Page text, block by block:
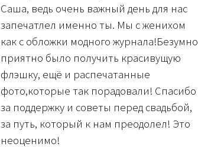
Саша, ведь очень важный день для нас
запечатлел именно ты. Мы с женихом
как с обложки модного журнала!Безумно
приятно было получить красивущую
флэшку, ещё и распечатанные
фото,которые так порадовали! Спасибо
за поддержку и советы перед свадьбой,
за путь, который к нам преодолел! Это
неоценимо!